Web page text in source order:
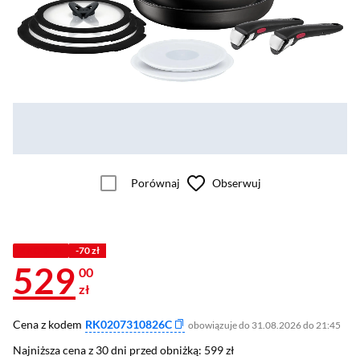
Porównaj Obserwuj
-70 zł
529 00
zł
Cena z kodem RK0207310826C obowiązuje do 31.08.2026 do 21:45
Najniższa cena z 30 dni przed obniżką: 599 zł
Najniższa cena z 30 dni przed obniżką: 599 zł